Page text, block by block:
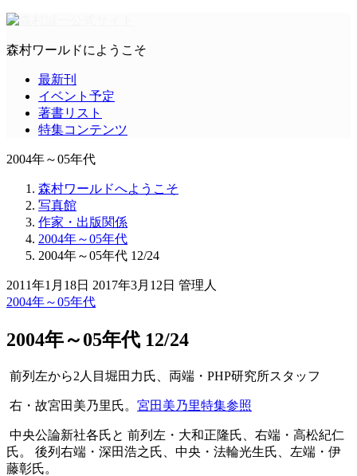
森村ワールドにようこそ
最新刊
イベント予定
著書リスト
特集コンテンツ
2004年～05年代
森村ワールドへようこそ
写真館
作家・出版関係
2004年～05年代
2004年～05年代 12/24
2011年1月18日 2017年3月12日 管理人
2004年～05年代
2004年～05年代 12/24
前列左から2人目堀田力氏、両端・PHP研究所スタッフ
右・故宮田美乃里氏。 宮田美乃里特集参照
中央公論新社各氏と 前列左・大和正隆氏、右端・高松紀仁
氏。 後列右端・深田浩之氏、中央・法輪光生氏、左端・伊
藤彰氏。